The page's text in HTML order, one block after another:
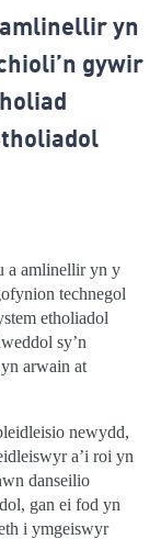
amlinellir yn
gywir
a amlinellir yn y
technegol
etholiadol
sy’n
arwain at
newydd,
a’i roi yn
danseilio
gan ei fod yn
i ymgeiswyr